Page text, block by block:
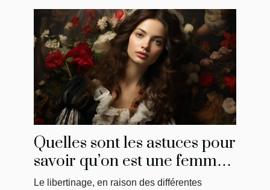
Quelles sont les astuces pour
savoir qu’on est une femme
libertine ?
Le libertinage, en raison des différentes